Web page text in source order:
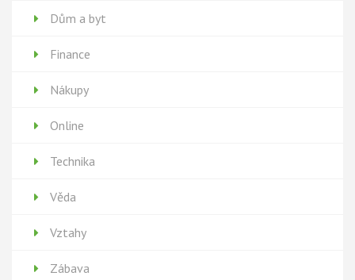
Dům a byt
Finance
Nákupy
Online
Technika
Věda
Vztahy
Zábava